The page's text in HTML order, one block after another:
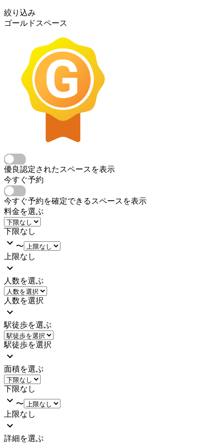
絞り込み
ゴールドスペース
優良認定されたスペースを表示
今すぐ予約
今すぐ予約を確定できるスペースを表示
料金を選ぶ
下限なし
〜
上限なし
人数を選ぶ
人数を選択
駅徒歩を選ぶ
駅徒歩を選択
面積を選ぶ
下限なし
〜
上限なし
詳細を選ぶ